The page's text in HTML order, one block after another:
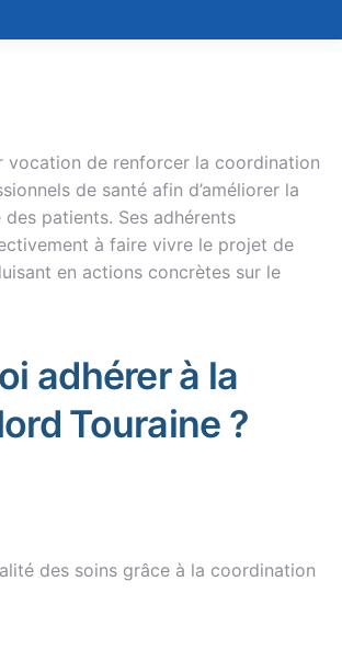
vocation de renforcer la coordination
de santé afin d’améliorer la
patients. Ses adhérents
à faire vivre le projet de
en actions concrètes sur le
adhérer à la
Touraine ?
des soins grâce à la coordination